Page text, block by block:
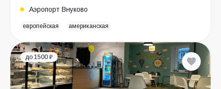
Аэропорт Внуково
европейская американская
до 1500 ₽